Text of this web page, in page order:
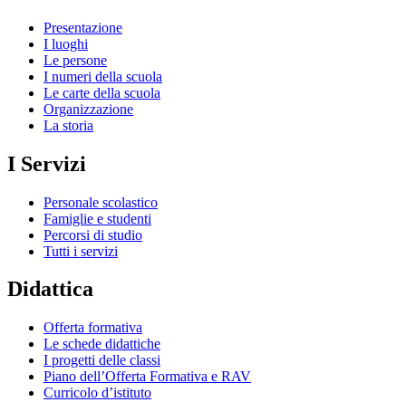
Presentazione
I luoghi
Le persone
I numeri della scuola
Le carte della scuola
Organizzazione
La storia
I Servizi
Personale scolastico
Famiglie e studenti
Percorsi di studio
Tutti i servizi
Didattica
Offerta formativa
Le schede didattiche
I progetti delle classi
Piano dell’Offerta Formativa e RAV
Curricolo d’istituto